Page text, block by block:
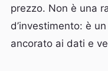
prezzo. Non è una
d’investimento: è
ancorato ai dati e